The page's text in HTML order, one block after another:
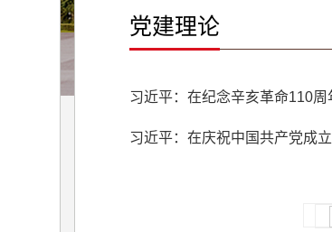
党建理论
习近平：在纪念辛亥革命110
习近平：在庆祝中国共产党成